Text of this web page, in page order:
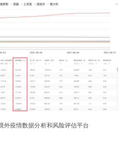
外疫情数据分析和风险评估平台